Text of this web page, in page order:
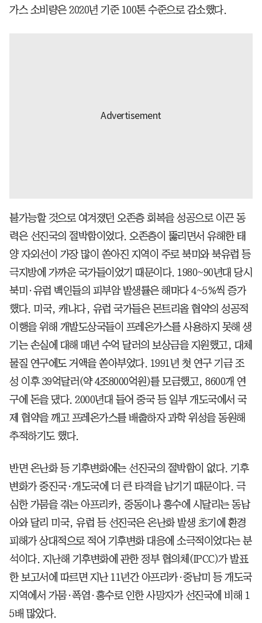
가스 소비량은 2020년 기준 100톤 수준으로 감소했다.
불가능할 것으로 여겨졌던 오존층 회복을 성공으로 이끈 동
력은 선진국의 절박함이었다. 오존층이 뚫리면서 유해한 태
양 자외선이 가장 많이 쏟아진 지역이 주로 북미와 북유럽 등
극지방에 가까운 국가들이었기 때문이다. 1980~90년대 당시
북미·유럽 백인들의 피부암 발생률은 해마다 4~5%씩 증가
했다. 미국, 캐나다, 유럽 국가들은 몬트리올 협약의 성공적
이행을 위해 개발도상국들이 프레온가스를 사용하지 못해 생
기는 손실에 대해 매년 수억 달러의 보상금을 지원했고, 대체
물질 연구에도 거액을 쏟아부었다. 1991년 첫 연구 기금 조
성 이후 39억달러(약 4조8000억원)를 모금했고, 8600개 연
구에 돈을 댔다. 2000년대 들어 중국 등 일부 개도국에서 국
제 협약을 깨고 프레온가스를 배출하자 과학 위성을 동원해
추적하기도 했다.
반면 온난화 등 기후변화에는 선진국의 절박함이 없다. 기후
변화가 중진국·개도국에 더 큰 타격을 남기기 때문이다. 극
심한 가뭄을 겪는 아프리카, 중동이나 홍수에 시달리는 동남
아와 달리 미국, 유럽 등 선진국은 온난화 발생 초기에 환경
피해가 상대적으로 적어 기후변화 대응에 소극적이었다는 분
석이다. 지난해 기후변화에 관한 정부 협의체(IPCC)가 발표
한 보고서에 따르면 지난 11년간 아프리카·중남미 등 개도국
지역에서 가뭄·폭염·홍수로 인한 사망자가 선진국에 비해 1
5배 많았다.